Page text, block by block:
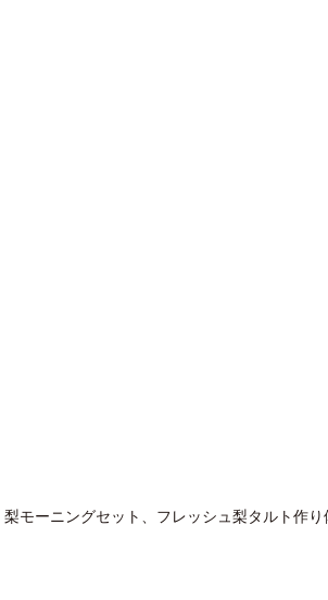
モーニングセット、フレッシュ梨タルト作り